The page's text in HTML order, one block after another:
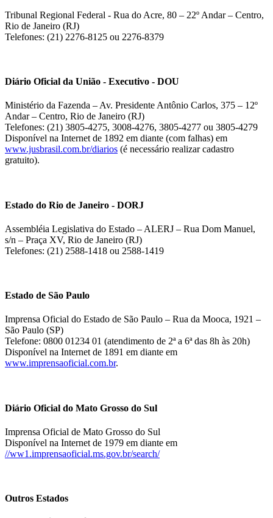
Tribunal Regional Federal - Rua do Acre, 80 – 22º Andar – Centro,
Rio de Janeiro (RJ)
Telefones: (21) 2276-8125 ou 2276-8379
Diário Oficial da União - Executivo - DOU
Ministério da Fazenda – Av. Presidente Antônio Carlos, 375 – 12º
Andar – Centro, Rio de Janeiro (RJ)
Telefones: (21) 3805-4275, 3008-4276, 3805-4277 ou 3805-4279
Disponível na Internet de 1892 em diante (com falhas) em
www.jusbrasil.com.br/diarios (é necessário realizar cadastro
gratuito).
Estado do Rio de Janeiro - DORJ
Assembléia Legislativa do Estado – ALERJ – Rua Dom Manuel,
s/n – Praça XV, Rio de Janeiro (RJ)
Telefones: (21) 2588-1418 ou 2588-1419
Estado de São Paulo
Imprensa Oficial do Estado de São Paulo – Rua da Mooca, 1921 –
São Paulo (SP)
Telefone: 0800 01234 01 (atendimento de 2ª a 6ª das 8h às 20h)
Disponível na Internet de 1891 em diante em
www.imprensaoficial.com.br.
Diário Oficial do Mato Grosso do Sul
Imprensa Oficial de Mato Grosso do Sul
Disponível na Internet de 1979 em diante em
//ww1.imprensaoficial.ms.gov.br/search/
Outros Estados